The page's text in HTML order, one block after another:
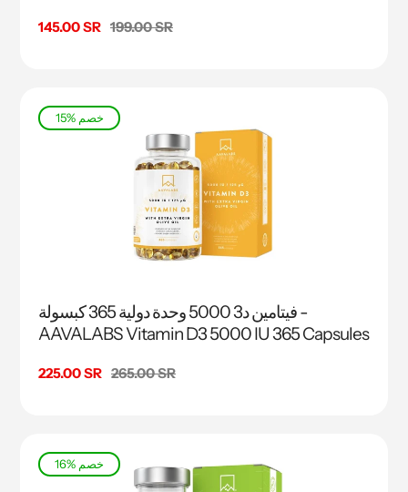
سعر
145.00 SR السعر
199.00 SR
15% خصم
فيتامين د3 5000 وحدة دولية 365 كبسولة -
AAVALABS Vitamin D3 5000 IU 365 Capsules
سعر
225.00 SR السعر
265.00 SR
16% خصم